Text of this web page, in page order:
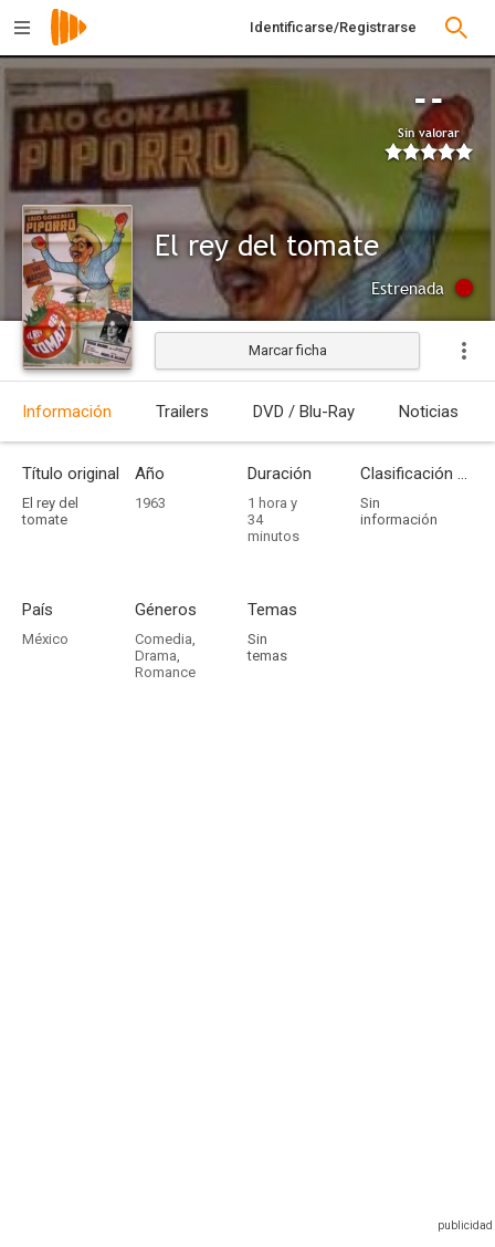
Identificarse/Registrarse
--
Sin valorar
El rey del tomate
Estrenada
Marcar ficha
Información Trailers DVD / Blu-Ray Noticias
Título original
El rey del
tomate
Año
1963
Duración
1 hora y
34
minutos
Clasificación por edades
Sin
información
País
México
Géneros
Comedia,
Drama,
Romance
Temas
Sin
temas